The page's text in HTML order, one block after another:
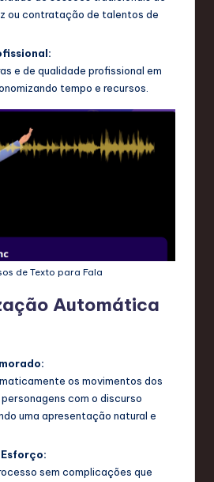
ou contratação de talentos de
e de qualidade profissional em
tempo e recursos.
de Texto para Fala
Automática
os movimentos dos
com o discurso
uma apresentação natural e
sem complicações que